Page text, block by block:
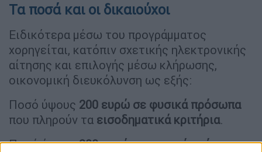
Τα ποσά και οι δικαιούχοι
Ειδικότερα μέσω του προγράμματος
χορηγείται, κατόπιν σχετικής ηλεκτρονικής
αίτησης και επιλογής μέσω κλήρωσης,
οικονομική διευκόλυνση ως εξής:
Ποσό ύψους 200 ευρώ σε φυσικά πρόσωπα
που πληρούν τα εισοδηματικά κριτήρια.
Ποσό ύψους300 ευρώ σε φυσικά πρόσωπα: